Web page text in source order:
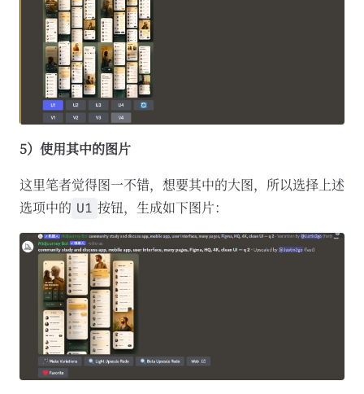
5）使用其中的图片
这里笔者觉得图一不错，想要其中的大图，所以选择上述
选项中的 U1 按钮，生成如下图片：